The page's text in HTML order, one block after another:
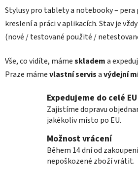
l
á
d
a
í
p
v
k
y
v
ý
p
i
Stylusy pro tablety a notebooky – pera
kreslení a práci v aplikacích. Stav je
(nové / testované použité /
Vše, co vidíte, mámeskladema
Praze mámevlastní servisavýdejní
Expedujeme do celé EU
Zajistíme dopravu
jakékoliv místo po EU.
Možnost vrácení
Během 14 dní od
nepoškozené zboží vrátit.